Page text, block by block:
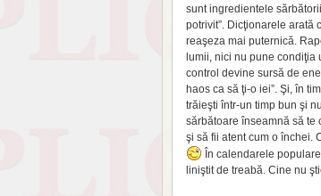
sunt ingredientele
potrivit”. Dicţionarele arată
reaşeza mai puternică.
lumii, nici nu pune condiţia
control devine sursă de
haos ca să ţi-o iei”. Şi, în
trăieşti într-un timp bun şi
sărbătoare înseamnă să te
şi să fii atent cum o închei.
În calendarele
liniştit de treabă. Cine nu